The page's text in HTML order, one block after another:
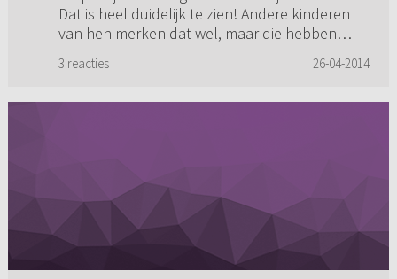
Dat is heel duidelijk te zien! Andere kinderen
van hen merken dat wel, maar die hebben
3 reacties 26-04-2014